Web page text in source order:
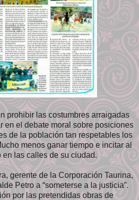
prohibir las costumbres arraigadas
en el debate moral sobre posiciones
de la población tan respetables los
menos ganar tiempo e incitar al
las calles de su ciudad.
gerente de la Corporación Taurina,
Petro a “someterse a la justicia”.
por las pretendidas obras de